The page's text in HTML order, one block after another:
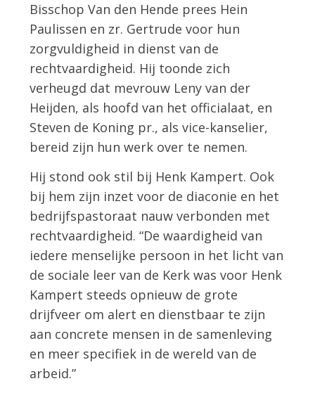
Bisschop Van den Hende prees Hein
Paulissen en zr. Gertrude voor hun
zorgvuldigheid in dienst van de
rechtvaardigheid. Hij toonde zich
verheugd dat mevrouw Leny van der
Heijden, als hoofd van het officialaat, en
Steven de Koning pr., als vice-kanselier,
bereid zijn hun werk over te nemen.
Hij stond ook stil bij Henk Kampert. Ook
bij hem zijn inzet voor de diaconie en het
bedrijfspastoraat nauw verbonden met
rechtvaardigheid. “De waardigheid van
iedere menselijke persoon in het licht van
de sociale leer van de Kerk was voor Henk
Kampert steeds opnieuw de grote
drijfveer om alert en dienstbaar te zijn
aan concrete mensen in de samenleving
en meer specifiek in de wereld van de
arbeid.”